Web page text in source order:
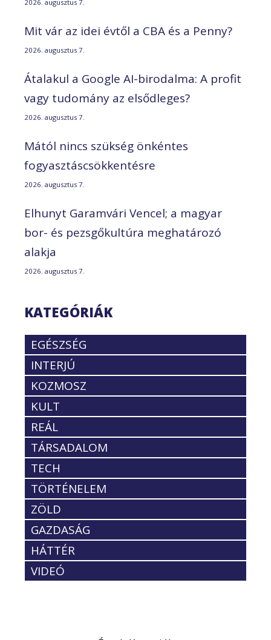
2026. augusztus 7.
Mit vár az idei évtől a CBA és a Penny?
2026. augusztus 7.
Átalakul a Google AI-birodalma: A profit
vagy tudomány az elsődleges?
2026. augusztus 7.
Mától nincs szükség önkéntes
fogyasztáscsökkentésre
2026. augusztus 7.
Elhunyt Garamvári Vencel; a magyar
bor- és pezsgőkultúra meghatározó
alakja
2026. augusztus 7.
KATEGÓRIÁK
EGÉSZSÉG
INTERJÚ
KOZMOSZ
KULT
REÁL
TÁRSADALOM
TECH
TÖRTÉNELEM
ZÖLD
GAZDASÁG
HÁTTÉR
VIDEÓ